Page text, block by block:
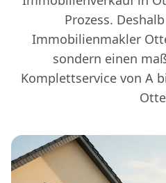
Prozess.
Immobilienmakler
sondern einen
Komplettservice von A